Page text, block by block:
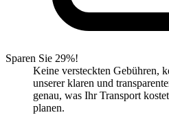
Sparen Sie 29%!
Keine versteckten Gebühren,
unserer klaren und
genau, was Ihr Transport
planen.